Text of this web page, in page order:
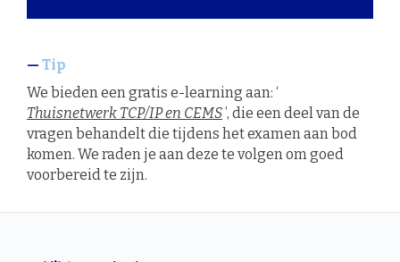
Tip
We bieden een gratis e-learning aan: ‘
Thuisnetwerk TCP/IP en CEMS’, die een deel van de
vragen behandelt die tijdens het examen aan bod
komen. We raden je aan deze te volgen om goed
voorbereid te zijn.